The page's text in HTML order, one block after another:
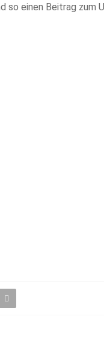
so einen Beitrag